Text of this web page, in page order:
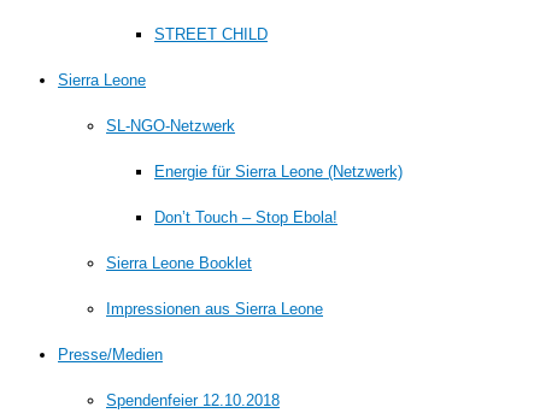
STREET CHILD
Sierra Leone
SL-NGO-Netzwerk
Energie für Sierra Leone (Netzwerk)
Don’t Touch – Stop Ebola!
Sierra Leone Booklet
Impressionen aus Sierra Leone
Presse/Medien
Spendenfeier 12.10.2018